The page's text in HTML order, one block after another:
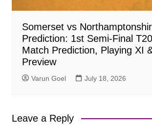
Somerset vs
Prediction: 1st Semi-Final
Match Prediction, Playing XI
Preview
Varun Goel July 18, 2026
Leave a Reply